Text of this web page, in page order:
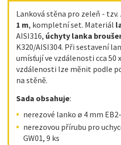
Lanková stěna pro zeleň -
1 m, kompletní set. Materiál
AISI316, úchyty lanka
K320/AISI304. Při sestavení
umísťují ve vzdálenosti cca 50
vzdálenosti lze měnit podle
na stěně.
Sada obsahuje:
nerezové lanko ø 4 mm
nerezovou přírubu pro
GW01, 9 ks